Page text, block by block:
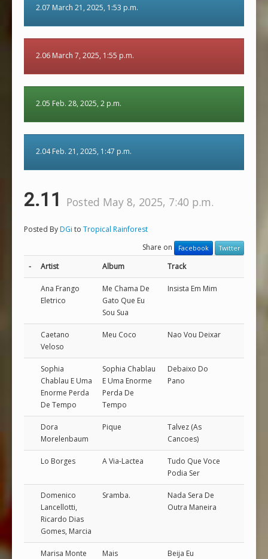
2.07 March 21, 2025, 1:53 p.m.
2.06 March 7, 2025, 1:55 p.m.
2.05 Feb. 28, 2025, 2 p.m.
2.04 Feb. 21, 2025, 1:47 p.m.
2.11 Posted May 8, 2025, 7:40 p.m.
Posted ByDGi to Tropical Rainforest
Share on
Facebook Twitter
- Artist Album Track
Ana Frango
Eletrico
Me Chama De
Gato Que Eu
Sou Sua
Insista Em Mim
Caetano
Veloso
Meu Coco Nao Vou Deixar
Sophia
Chablau E Uma
Enorme Perda
De Tempo
Sophia Chablau
E Uma Enorme
Perda De
Tempo
Debaixo Do
Pano
Dora
Morelenbaum
Pique
Talvez (As
Cancoes)
Lo Borges A Via-Lactea
Tudo Que Voce
Podia Ser
Domenico
Lancellotti,
Ricardo Dias
Gomes, Marcia
Sramba.
Nada Sera De
Outra Maneira
Marisa Monte Mais Beija Eu